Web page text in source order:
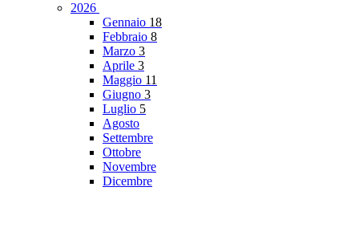
2026
Gennaio 18
Febbraio 8
Marzo 3
Aprile 3
Maggio 11
Giugno 3
Luglio 5
Agosto
Settembre
Ottobre
Novembre
Dicembre